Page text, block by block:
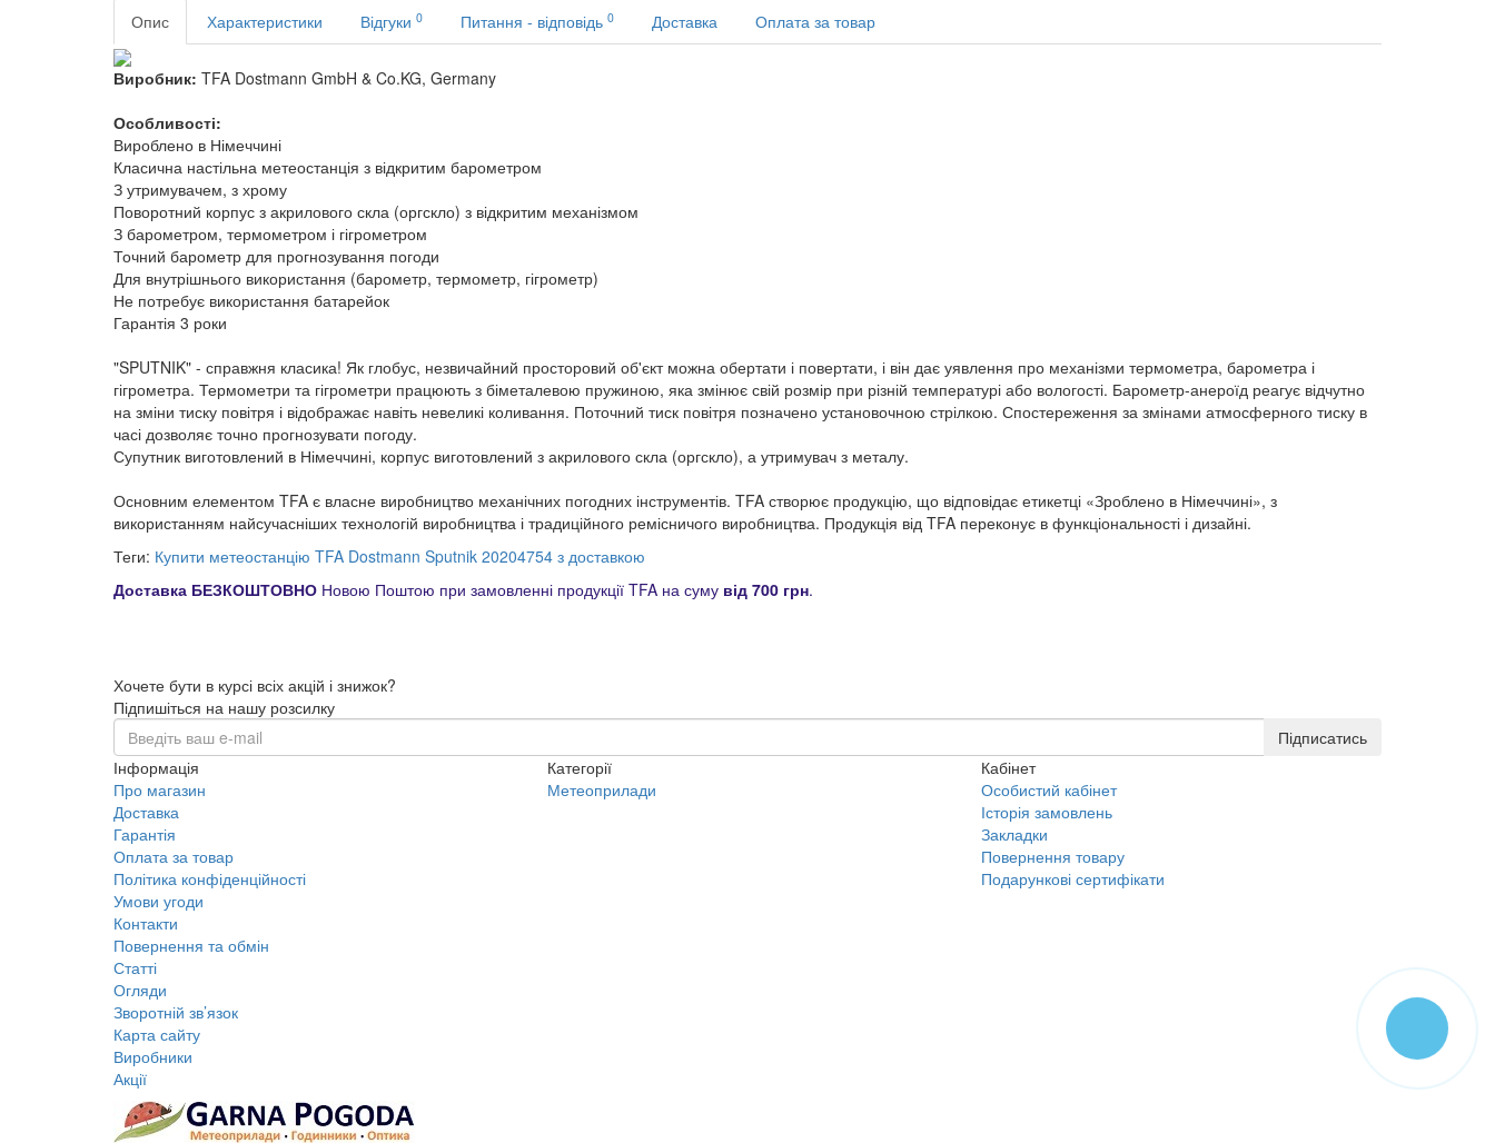
Опис
Характеристики Відгуки 0 Питання - відповідь 0 Доставка Оплата за товар
Виробник: TFA Dostmann GmbH & Co.KG, Germany
Особливості:
Вироблено в Німеччині
Класична настільна метеостанція з відкритим барометром
З утримувачем, з хрому
Поворотний корпус з акрилового скла (оргскло) з відкритим механізмом
З барометром, термометром і гігрометром
Точний барометр для прогнозування погоди
Для внутрішнього використання (барометр, термометр, гігрометр)
Не потребує використання батарейок
Гарантія 3 роки
"SPUTNIK" - справжня класика! Як глобус, незвичайний просторовий об'єкт можна обертати і повертати, і він дає уявлення про механізми термометра, барометра і
гігрометра. Термометри та гігрометри працюють з біметалевою пружиною, яка змінює свій розмір при різній температурі або вологості. Барометр-анероїд реагує відчутно
на зміни тиску повітря і відображає навіть невеликі коливання. Поточний тиск повітря позначено установочною стрілкою. Спостереження за змінами атмосферного тиску в
часі дозволяє точно прогнозувати погоду.
Супутник виготовлений в Німеччині, корпус виготовлений з акрилового скла (оргскло), а утримувач з металу.
Основним елементом TFA є власне виробництво механічних погодних інструментів. TFA створює продукцію, що відповідає етикетці «Зроблено в Німеччині», з
використанням найсучасніших технологій виробництва і традиційного ремісничого виробництва. Продукція від TFA переконує в функціональності і дизайні.
Теги: Купити метеостанцію TFA Dostmann Sputnik 20204754 з доставкою
Доставка БЕЗКОШТОВНО Новою Поштою при замовленні продукції TFA на суму від 700 грн.
Хочете бути в курсі всіх акцій і знижок?
Підпишіться на нашу розсилку
Підписатись
Інформація
Про магазин
Доставка
Гарантія
Оплата за товар
Політика конфіденційності
Умови угоди
Контакти
Повернення та обмін
Статті
Огляди
Зворотній зв’язок
Карта сайту
Виробники
Акції
Категорії
Метеоприлади
Кабінет
Особистий кабінет
Історія замовлень
Закладки
Повернення товару
Подарункові сертифікати